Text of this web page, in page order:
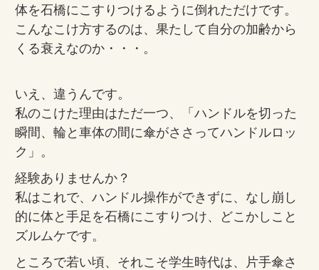
体を石橋にこすりつけるように倒れただけです。
こんなこけ方するのは、果たして自分の加齢から
くる衰えなのか・・・。
いえ、違うんです。
私のこけた理由はただ一つ、「ハンドルを切った
瞬間、輪と車体の間に傘がささってハンドルロッ
ク」。
経験ありませんか？
私はこれで、ハンドル操作ができずに、なし崩し
的に体と手足を石橋にこすりつけ、どこかしこと
ズルムケです。
ところで若い頃、それこそ学生時代は、片手傘さ